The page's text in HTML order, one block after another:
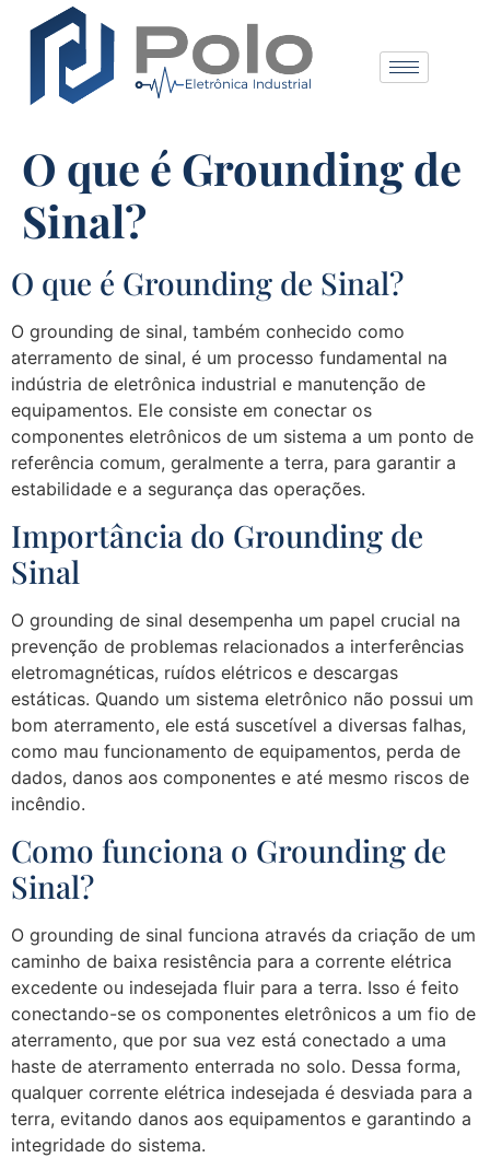
O que é Grounding de
Sinal?
O que é Grounding de Sinal?
O grounding de sinal, também conhecido como
aterramento de sinal, é um processo fundamental na
indústria de eletrônica industrial e manutenção de
equipamentos. Ele consiste em conectar os
componentes eletrônicos de um sistema a um ponto de
referência comum, geralmente a terra, para garantir a
estabilidade e a segurança das operações.
Importância do Grounding de
Sinal
O grounding de sinal desempenha um papel crucial na
prevenção de problemas relacionados a interferências
eletromagnéticas, ruídos elétricos e descargas
estáticas. Quando um sistema eletrônico não possui um
bom aterramento, ele está suscetível a diversas falhas,
como mau funcionamento de equipamentos, perda de
dados, danos aos componentes e até mesmo riscos de
incêndio.
Como funciona o Grounding de
Sinal?
O grounding de sinal funciona através da criação de um
caminho de baixa resistência para a corrente elétrica
excedente ou indesejada fluir para a terra. Isso é feito
conectando-se os componentes eletrônicos a um fio de
aterramento, que por sua vez está conectado a uma
haste de aterramento enterrada no solo. Dessa forma,
qualquer corrente elétrica indesejada é desviada para a
terra, evitando danos aos equipamentos e garantindo a
integridade do sistema.